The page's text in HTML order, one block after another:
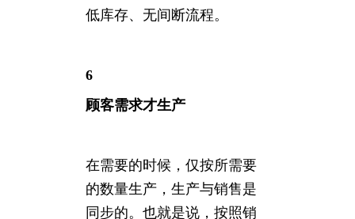
低库存、无间断流程。
6
顾客需求才生产
在需要的时候，仅按所需要
的数量生产，生产与销售是
同步的。也就是说，按照销